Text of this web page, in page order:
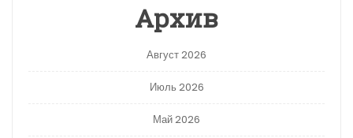
Архив
Август 2026
Июль 2026
Май 2026